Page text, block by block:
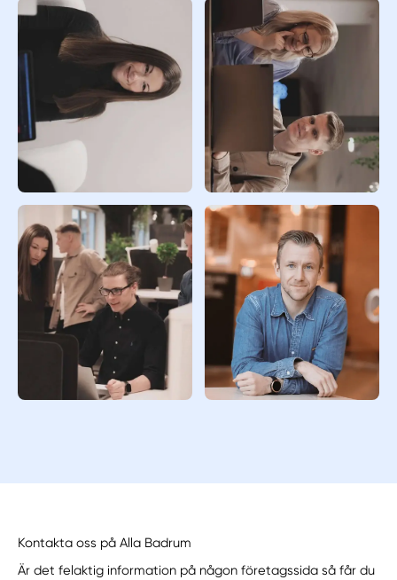
Kontakta oss på Alla Badrum
Är det felaktig information på någon företagssida så får du